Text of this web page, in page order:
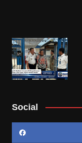
Social